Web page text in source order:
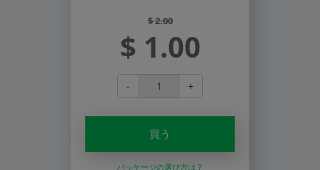
$ 2.00
$ 1.00
- +
買う
パッケージの選び方は？